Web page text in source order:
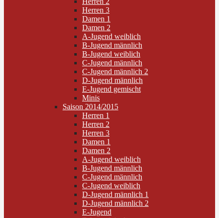
Herren 3
Damen 1
Damen 2
A-Jugend weiblich
B-Jugend männlich
B-Jugend weiblich
C-Jugend männlich
C-Jugend männlich 2
D-Jugend männlich
E-Jugend gemischt
Minis
Saison 2014/2015
Herren 1
Herren 2
Herren 3
Damen 1
Damen 2
A-Jugend weiblich
B-Jugend männlich
C-Jugend männlich
C-Jugend weiblich
D-Jugend männlich 1
D-Jugend männlich 2
E-Jugend